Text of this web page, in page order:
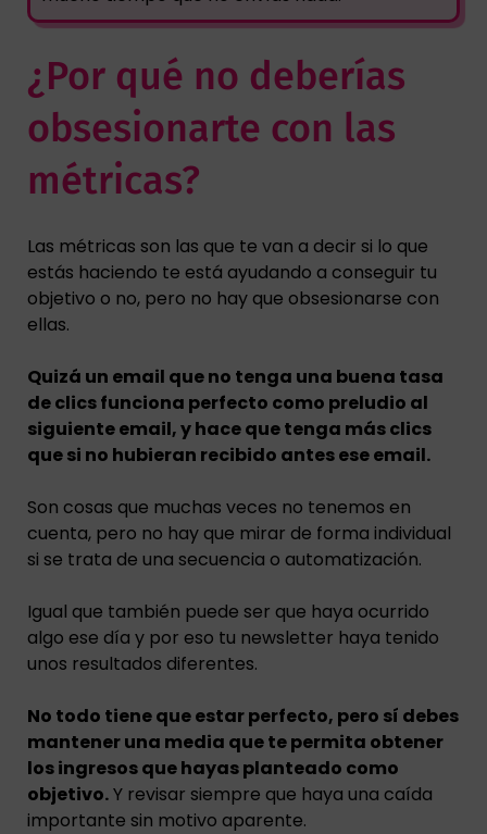
¿Por qué no deberías
obsesionarte con las
métricas?
Las métricas son las que te van a decir si lo que
estás haciendo te está ayudando a conseguir tu
objetivo o no, pero no hay que obsesionarse con
ellas.
Quizá un email que no tenga una buena tasa
de clics funciona perfecto como preludio al
siguiente email, y hace que tenga más clics
que si no hubieran recibido antes ese email.
Son cosas que muchas veces no tenemos en
cuenta, pero no hay que mirar de forma individual
si se trata de una secuencia o automatización.
Igual que también puede ser que haya ocurrido
algo ese día y por eso tu newsletter haya tenido
unos resultados diferentes.
No todo tiene que estar perfecto, pero sí debes
mantener una media que te permita obtener
los ingresos que hayas planteado como
objetivo.Y revisar siempre que haya una caída
importante sin motivo aparente.